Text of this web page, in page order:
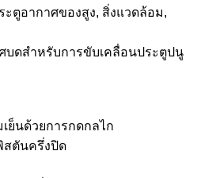
ะตูอากาศของสูง, สิ่งแวดล้อม,
บดสําหรับการขับเคลื่อนประตูปนู
ย็นด้วยการกดกลไก
สตันครึ่งปิด